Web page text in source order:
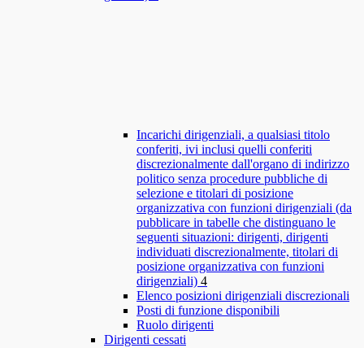
Incarichi dirigenziali, a qualsiasi titolo
conferiti, ivi inclusi quelli conferiti
discrezionalmente dall'organo di indirizzo
politico senza procedure pubbliche di
selezione e titolari di posizione
organizzativa con funzioni dirigenziali (da
pubblicare in tabelle che distinguano le
seguenti situazioni: dirigenti, dirigenti
individuati discrezionalmente, titolari di
posizione organizzativa con funzioni
dirigenziali) 4
Elenco posizioni dirigenziali discrezionali
Posti di funzione disponibili
Ruolo dirigenti
Dirigenti cessati